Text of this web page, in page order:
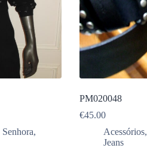
Senhora,
PM020048
€45.00
Acessórios,
Jeans